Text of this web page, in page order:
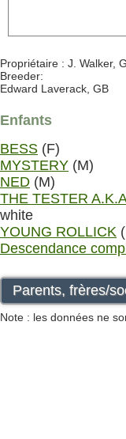
Propriétaire : J. Walker,
Breeder:
Edward Laverack, GB
Enfants
BESS (F)
MYSTERY (M)
NED (M)
THE TESTER
white
YOUNG ROLLICK
Descendance
Parents, frères/
Note : les données ne